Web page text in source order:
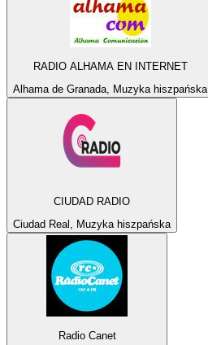
RADIO ALHAMA EN INTERNET
Alhama de Granada, Muzyka hiszpańska
CIUDAD RADIO
Ciudad Real, Muzyka hiszpańska
Radio Canet